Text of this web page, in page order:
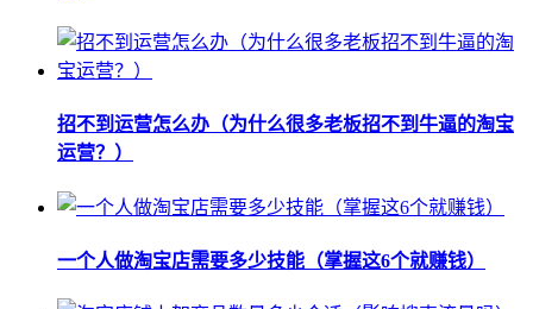
招不到运营怎么办（为什么很多老板招不到牛逼的淘宝
运营？）
一个人做淘宝店需要多少技能（掌握这6个就赚钱）